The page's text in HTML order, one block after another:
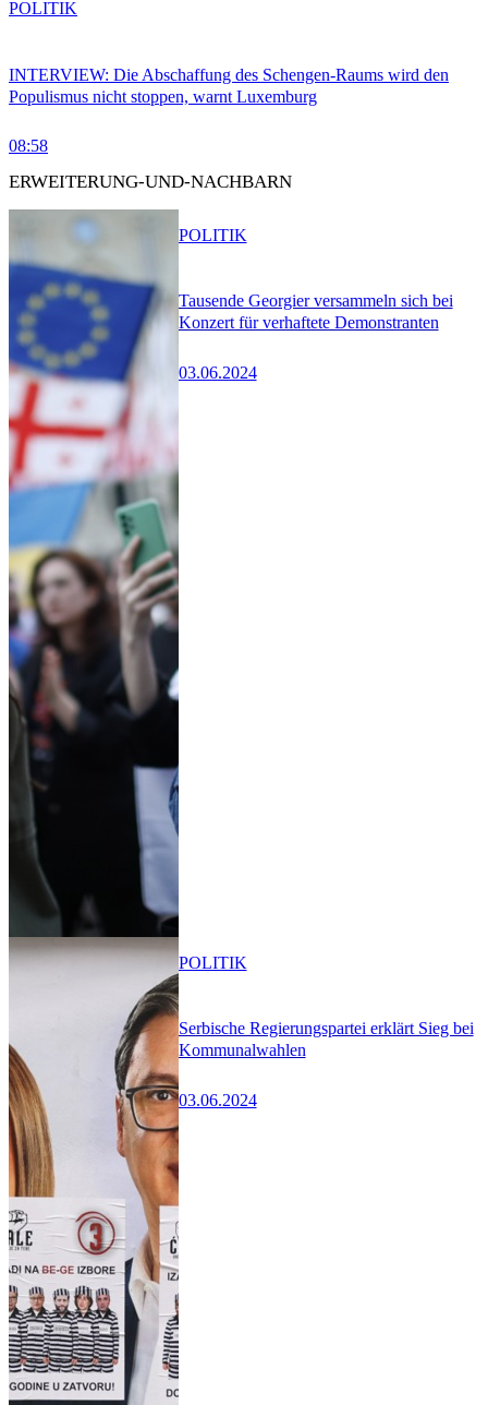
INTERVIEW: Die Abschaffung des Schengen-Raums wird den
Populismus nicht stoppen, warnt Luxemburg
08:58
POLITIK
ERWEITERUNG-UND-NACHBARN
Tausende Georgier versammeln sich bei
Konzert für verhaftete Demonstranten
03.06.2024
POLITIK
Serbische Regierungspartei erklärt Sieg bei
Kommunalwahlen
03.06.2024
POLITIK